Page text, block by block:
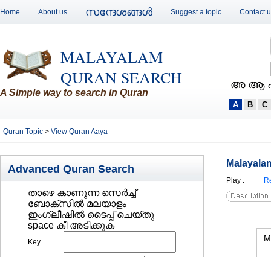
Home About us സന്ദേശങ്ങള്‍ Suggest a topic Contact
MALAYALAM
QURAN SEARCH
A Simple way to search in Quran
അ ആ
A B C
Quran Topic > View Quran Aaya
Advanced Quran Search
താഴെ കാണുന്ന സെര്‍ച്ച്‌
ബോക്സില്‍ മലയാളം
ഇംഗ്ലീഷില്‍ ടൈപ്പ് ചെയ്തു
space കീ അടിക്കുക
Key
Play :